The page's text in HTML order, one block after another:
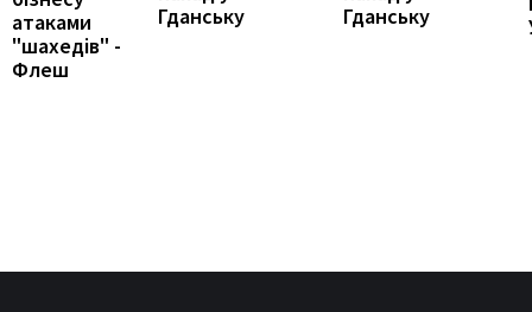
атаками
"шахедів" -
Флеш
Гданську
Гданську